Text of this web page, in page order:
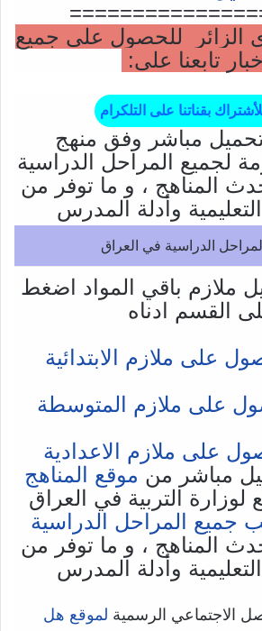
الزائر للحصول على جميع
تابعنا على:
بقناتنا على التلكرام
مباشر وفق منهج
لجميع المراحل الدراسية
المناهج ، و ما توفر من
وأدلة المدرس
الدراسية في العراق
ملازم باقي المواد اضغط
القسم ادناه
على ملازم الابتدائية
على ملازم المتوسطة
على ملازم الاعدادية
مباشر من موقع المناهج
لوزارة التربية في العراق
جميع المراحل الدراسية
المناهج ، و ما توفر من
وأدلة المدرس
الاجتماعي الرسمية لموقع هل